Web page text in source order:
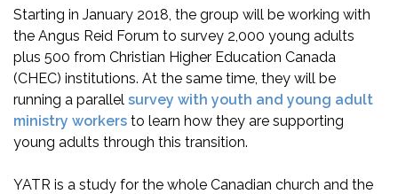
Starting in January 2018, the group will be working with
the Angus Reid Forum to survey 2,000 young adults
plus 500 from Christian Higher Education Canada
(CHEC) institutions. At the same time, they will be
running a parallel survey with youth and young adult
ministry workers to learn how they are supporting
young adults through this transition.
YATR is a study for the whole Canadian church and the